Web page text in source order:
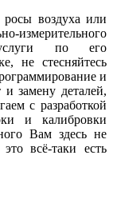
росы воздуха или
по его
не стесняйтесь
и
замену деталей,
с разработкой
и калибровки
Вам здесь не
всё-таки есть